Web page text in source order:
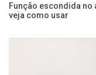
Função escondida
veja como usar